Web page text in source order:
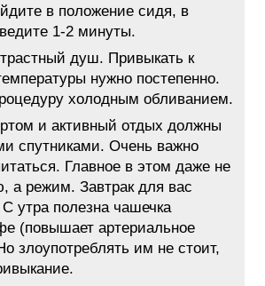
в положение сидя, в
1-2 минуты.
душ. Привыкать к
нужно постепенно.
холодным обливанием.
и активный отдых должны
спутниками. Очень важно
Главное в этом даже не
а режим. Завтрак для вас
С утра полезна чашечка
(повышает артериальное
злоупотреблять им не стоит,